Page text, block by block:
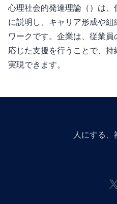
心理社会的発達理論（Psychosocial
に説明し、キャリア形成や
ワークです。企業は、従業
応じた支援を行うことで、
実現できます。
人にGiveする、